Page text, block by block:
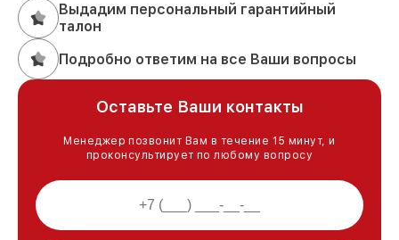
Выдадим персональный гарантийный
талон
Подробно ответим на все Ваши вопросы
Оставьте Ваши контакты
Менеджер позвонит Вам в течение 15 минут, и
проконсультирует по любому вопросу